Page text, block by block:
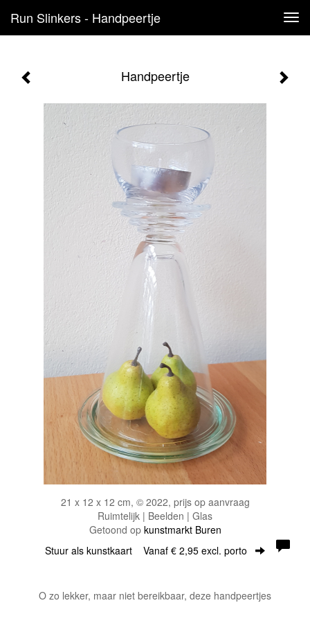
Run Slinkers - Handpeertje
Handpeertje
21 x 12 x 12 cm, © 2022, prijs op aanvraag
Ruimtelijk | Beelden | Glas
Getoond op kunstmarkt Buren
Stuur als kunstkaart Vanaf € 2,95 excl. porto
O zo lekker, maar niet bereikbaar, deze handpeertjes